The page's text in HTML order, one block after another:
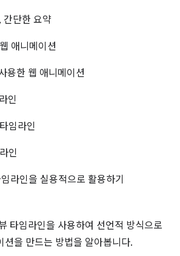
간단한 요약
애니메이션
용한 웹 애니메이션
인
임라인
인
라인을 실용적으로 활용하기
타임라인을 사용하여 선언적 방식으로
션을 만드는 방법을 알아봅니다.